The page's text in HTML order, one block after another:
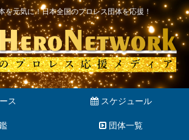
を元気に！日本全国のプロレス団体を応援！
ス
スケジュール
団体一覧